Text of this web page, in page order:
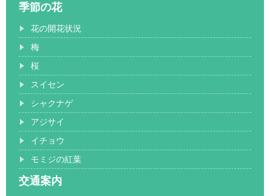
季節の花
花の開花状況
梅
桜
スイセン
シャクナゲ
アジサイ
イチョウ
モミジの紅葉
交通案内